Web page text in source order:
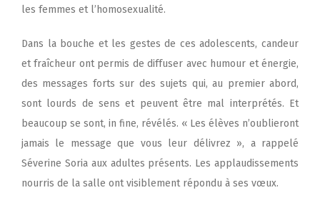
les femmes et l’homosexualité.
Dans la bouche et les gestes de ces adolescents, candeur
et fraîcheur ont permis de diffuser avec humour et énergie,
des messages forts sur des sujets qui, au premier abord,
sont lourds de sens et peuvent être mal interprétés. Et
beaucoup se sont, in fine, révélés. « Les élèves n’oublieront
jamais le message que vous leur délivrez », a rappelé
Séverine Soria aux adultes présents. Les applaudissements
nourris de la salle ont visiblement répondu à ses vœux.